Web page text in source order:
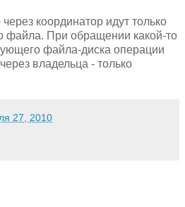
координатор идут только
файла. При обращении какой-то
файла-диска операции
владельца - только
27, 2010